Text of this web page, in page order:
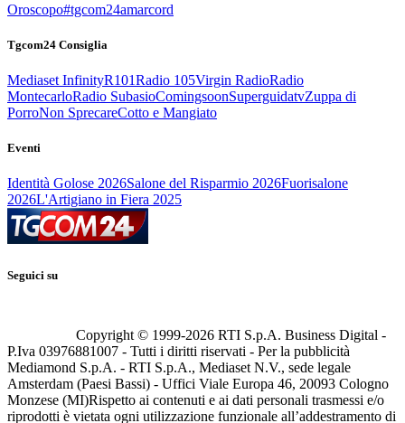
Oroscopo#tgcom24amarcord
Tgcom24 Consiglia
Mediaset InfinityR101Radio 105Virgin RadioRadio
MontecarloRadio SubasioComingsoonSuperguidatvZuppa di
PorroNon SprecareCotto e Mangiato
Eventi
Identità Golose 2026Salone del Risparmio 2026Fuorisalone
2026L'Artigiano in Fiera 2025
Seguici su
Copyright © 1999-2026 RTI S.p.A. Business Digital -
P.Iva 03976881007 - Tutti i diritti riservati - Per la pubblicità
Mediamond S.p.A. - RTI S.p.A., Mediaset N.V., sede legale
Amsterdam (Paesi Bassi) - Uffici Viale Europa 46, 20093 Cologno
Monzese (MI)Rispetto ai contenuti e ai dati personali trasmessi e/o
riprodotti è vietata ogni utilizzazione funzionale all’addestramento di